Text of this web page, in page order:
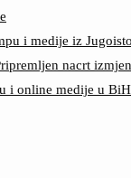
i medije iz
nacrt
i online medije u BiH